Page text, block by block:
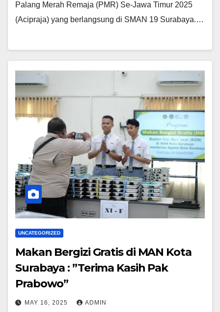
Palang Merah Remaja (PMR) Se-Jawa Timur 2025
(Acipraja) yang berlangsung di SMAN 19 Surabaya.…
UNCATEGORIZED
Makan Bergizi Gratis di MAN Kota
Surabaya : ”Terima Kasih Pak
Prabowo”
MAY 16, 2025 ADMIN